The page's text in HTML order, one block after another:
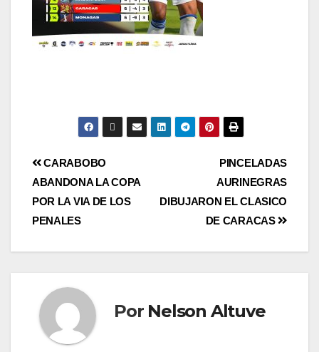
PINCELADAS
AURINEGRAS
DIBUJARON EL CLASICO
DE CARACAS
CARABOBO
ABANDONA LA COPA
POR LA VIA DE LOS
PENALES
Por Nelson Altuve